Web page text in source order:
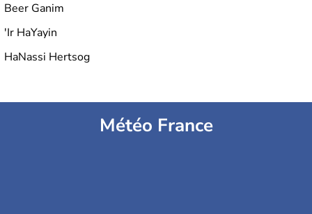
Beer Ganim
'Ir HaYayin
HaNassi Hertsog
Météo France